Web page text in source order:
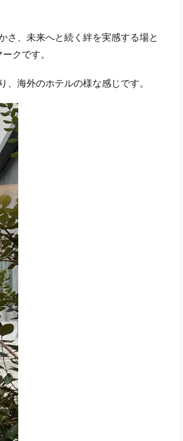
さ、未来へと続く絆を実感する場と
クです。
海外のホテルの様な感じです。